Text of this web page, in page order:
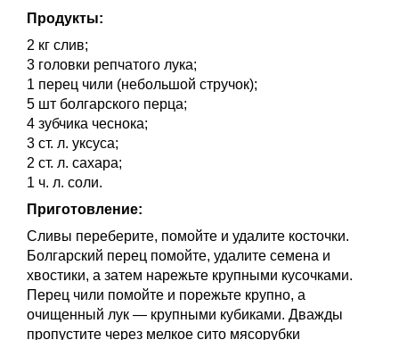
Продукты:
2 кг слив;
3 головки репчатого лука;
1 перец чили (небольшой стручок);
5 шт болгарского перца;
4 зубчика чеснока;
3 ст. л. уксуса;
2 ст. л. сахара;
1 ч. л. соли.
Приготовление:
Сливы переберите, помойте и удалите косточки.
Болгарский перец помойте, удалите семена и
хвостики, а затем нарежьте крупными кусочками.
Перец чили помойте и порежьте крупно, а
очищенный лук — крупными кубиками. Дважды
пропустите через мелкое сито мясорубки